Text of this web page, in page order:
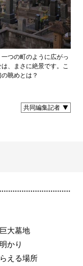
つの町のように広がっ
、まさに絶景です。こ
眺めとは？
共同編集記者
大墓地
かり
える場所